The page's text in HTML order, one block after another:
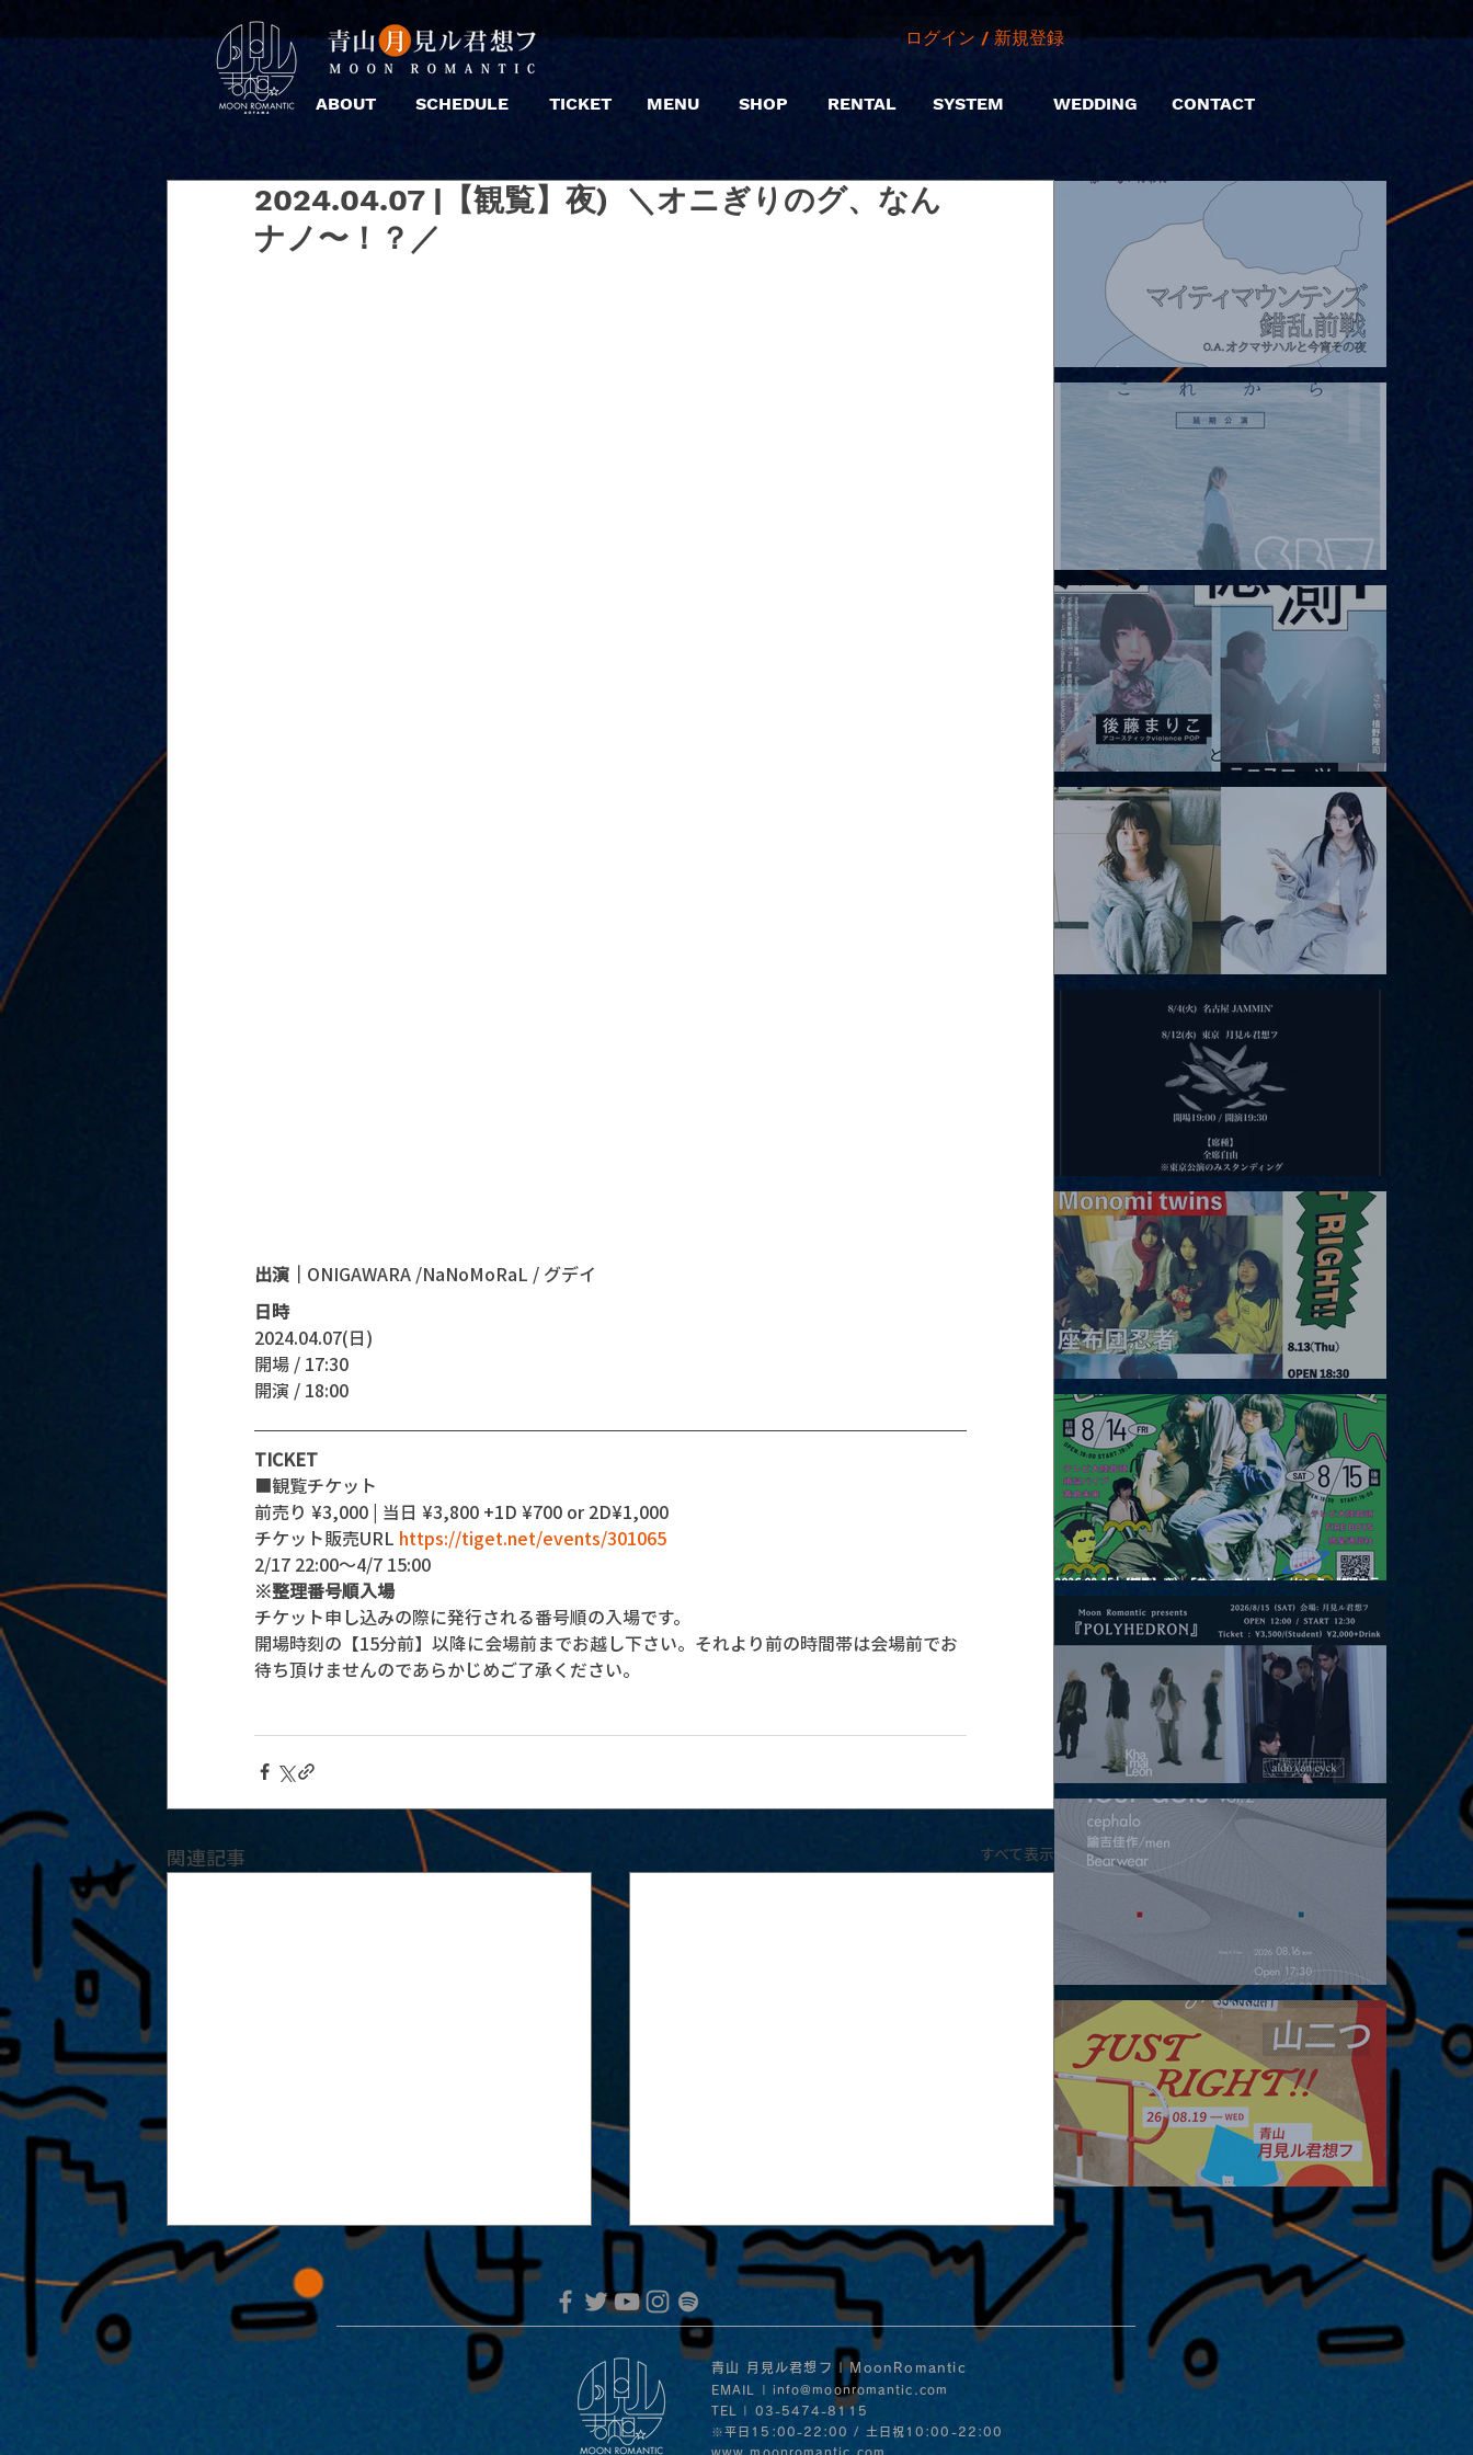
ABOUT SCHEDULE TICKET MENU SHOP
ログイン / 新規登録
RENTAL SYSTEM WEDDING CONTACT
2024.04.07 |【観覧】夜) ＼オニぎりのグ、なん
ナノ〜！？／
出演｜ ONIGAWARA /NaNoMoRaL / グデイ
日時
2024.04.07(日)
開場 / 17:30
開演 / 18:00
TICKET
■観覧チケット
前売り ¥3,000 | 当日 ¥3,800 +1D ¥700 or 2D¥1,000
チケット販売URL https://tiget.net/events/301065
2/17 22:00～4/7 15:00
※整理番号順入場
チケット申し込みの際に発行される番号順の入場です。
開場時刻の【15分前】以降に会場前までお越し下さい。それより前の時間帯は会場前でお
待ち頂けませんのであらかじめご了承ください。
関連記事 すべて表示
2026.08.07 |【観覧】マイティマウンテンズpresents. “HALL-IN-
2026.08.08 |【観覧】Oaiko pre.「これから」延期公演 Blurred
City Lights × 17歳とベルリンの壁
2026.08.10 |【観覧】「巷のmyストーリー/風の憶測1～後藤まりこ
アコースティックviolence POPとテニスコーツ」
2026.08.12 |【観覧】田澤孝介 ソロワンマン 「Ballad Box 2026」
2026.08.13 |【観覧】JUST RIGHT!! vol.26
2026.08.15 |【観覧】夜）『巷のmyストーリー/センター"訳"フラ
ッシュ⚡️後編』
2026.08.15 |【観覧】昼）月見ルpre.『POLYHEDRON』
2026.08.16 |【観覧】夜）four dots vol.2
2026.08.19 |【観覧】JUST RIGHT!! vol.27
青山 月見ル君想フ | MoonRomantic
EMAIL |
info@moonromantic.com
TEL | 03-5474-8115
※平日15:00-22:00 / 土日祝10:00-22:00
www.moonromantic.com